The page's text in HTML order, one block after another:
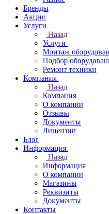
Бренды
Акции
Услуги
Назад
Услуги
Монтаж
Подбор
Ремонт техники
Компания
Назад
Компания
О компании
Отзывы
Документы
Лицензии
Блог
Информация
Назад
Информация
О компании
Магазины
Реквизиты
Документы
Контакты